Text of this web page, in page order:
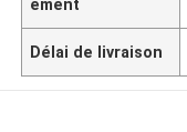
ement
Délai de livraison